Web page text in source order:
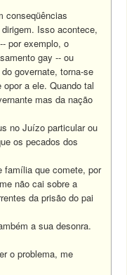
conseqüências
Isso acontece,
por exemplo, o
gay -- ou
governate, torna-se
opor a ele.Quando tal
mas da nação
no Juízo particular ou
os pecados dos
que comete, por
não cai sobre a
da prisão do pai
a sua desonra.
o problema, me